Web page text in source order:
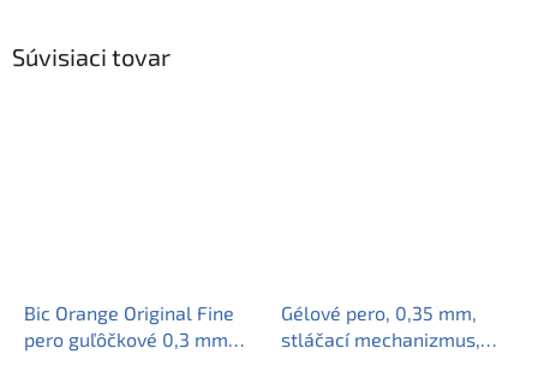
Súvisiaci tovar
Bic Orange Original Fine
pero guľôčkové 0,3 mm
Gélové pero, 0,35 mm,
stláčací mechanizmus,